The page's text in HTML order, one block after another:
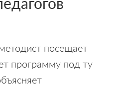
посещает
программу под ту